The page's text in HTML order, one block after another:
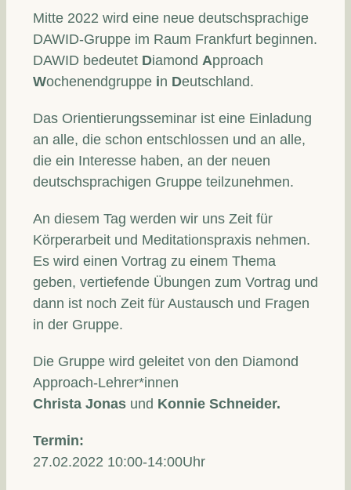
Mitte 2022 wird eine neue deutschsprachige
DAWID-Gruppe im Raum Frankfurt beginnen.
DAWID bedeutet Diamond Approach
Wochenendgruppe in Deutschland.
Das Orientierungsseminar ist eine Einladung
an alle, die schon entschlossen und an alle,
die ein Interesse haben, an der neuen
deutschsprachigen Gruppe teilzunehmen.
An diesem Tag werden wir uns Zeit für
Körperarbeit und Meditationspraxis nehmen.
Es wird einen Vortrag zu einem Thema
geben, vertiefende Übungen zum Vortrag und
dann ist noch Zeit für Austausch und Fragen
in der Gruppe.
Die Gruppe wird geleitet von den Diamond
Approach-Lehrer*innen
Christa Jonas und Konnie Schneider.
Termin:
27.02.2022 10:00-14:00Uhr